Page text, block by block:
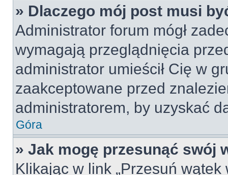
» Dlaczego mój post musi
Administrator forum mógł
wymagają przeglądnięcia
administrator umieścił Cię w
zaakceptowane przed
administratorem, by uzyskać
Góra
» Jak mogę przesunąć swój
Klikając w link „Przesuń